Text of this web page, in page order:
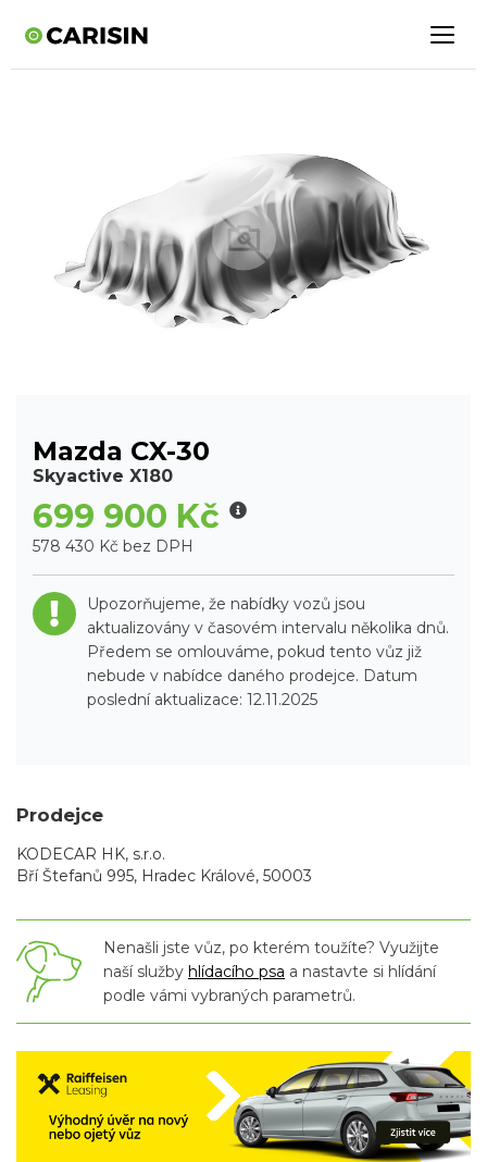
Mazda CX-30
Skyactive X180
699 900 Kč
578 430 Kč bez DPH
Upozorňujeme, že nabídky vozů jsou
aktualizovány v časovém intervalu několika dnů.
Předem se omlouváme, pokud tento vůz již
nebude v nabídce daného prodejce. Datum
poslední aktualizace: 12.11.2025
Prodejce
KODECAR HK, s.r.o.
Bří Štefanů 995, Hradec Králové, 50003
Nenašli jste vůz, po kterém toužíte? Využijte
naší služby hlídacího psa a nastavte si hlídání
podle vámi vybraných parametrů.